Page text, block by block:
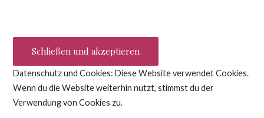
Datenschutz und Cookies: Diese Website verwendet Cookies.
Wenn du die Website weiterhin nutzt, stimmst du der
Verwendung von Cookies zu.